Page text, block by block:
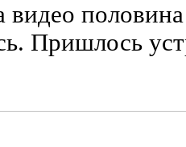
видео
Пришлось